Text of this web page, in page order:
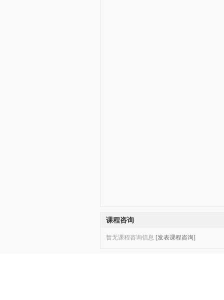
课程咨询
暂无课程咨询信息 [发表课程咨询]